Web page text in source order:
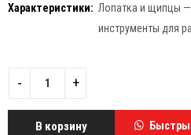
Характеристики: Лопатка и щипцы
инструменты для
В корзину